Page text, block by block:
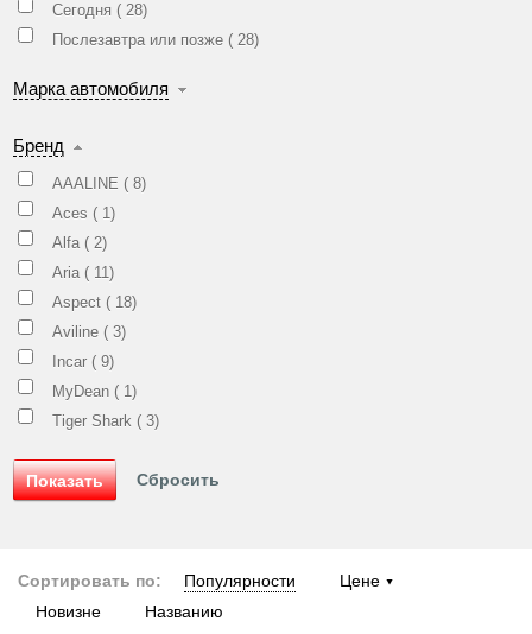
Сегодня ( 28)
Послезавтра или позже ( 28)
Марка автомобиля
Бренд
AAALINE ( 8)
Aces ( 1)
Alfa ( 2)
Aria ( 11)
Aspect ( 18)
Aviline ( 3)
Incar ( 9)
MyDean ( 1)
Tiger Shark ( 3)
Сортировать по: Популярности
Цене
Новизне
Названию